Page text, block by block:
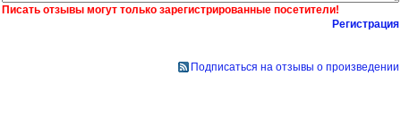
Писать отзывы могут только зарегистрированные посетители!
Регистрация
Подписаться на отзывы о произведении